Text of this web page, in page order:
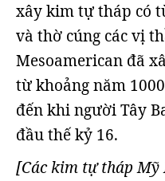
xây kim tự tháp có
và thờ cúng các vị
Mesoamerican đã
từ khoảng năm
đến khi người Tây
đầu thế kỷ 16.
[Các kim tự tháp Mỹ